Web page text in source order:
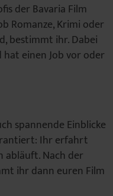
der Bavaria Film
Romanze, Krimi oder
bestimmt ihr. Dabei
einen Job vor oder
spannende Einblicke
Ihr erfahrt
Nach der
ihr dann euren Film